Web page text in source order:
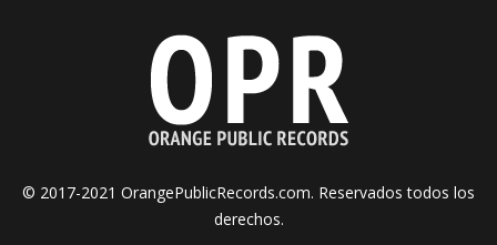
© 2017-2021 OrangePublicRecords.com. Reservados todos los
derechos.